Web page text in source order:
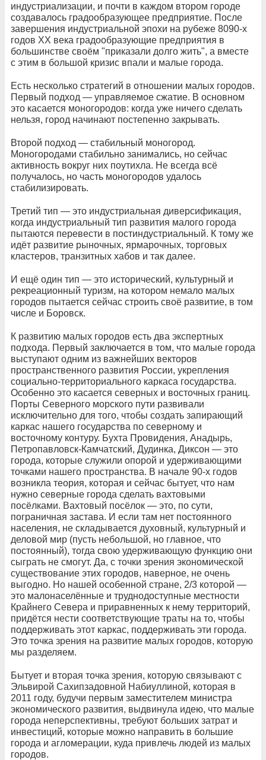
индустриализации, и почти в каждом втором городе
создавалось градообразующее предприятие. После
завершения индустриальной эпохи на рубеже 8090-х
годов XX века градообразующие предприятия в
большинстве своём "приказали долго жить", а вместе
с этим в большой кризис впали и малые города.
Есть несколько стратегий в отношении малых городов.
Первый подход — управляемое сжатие. В основном
это касается моногородов: когда уже ничего сделать
нельзя, город начинают постепенно закрывать.
Второй подход — стабильный моногород.
Моногородами стабильно занимались, но сейчас
активность вокруг них поутихла. Не всегда всё
получалось, но часть моногородов удалось
стабилизировать.
Третий тип — это индустриальная диверсификация,
когда индустриальный тип развития малого города
пытаются перевести в постиндустриальный. К тому же
идёт развитие рыночных, ярмарочных, торговых
кластеров, транзитных хабов и так далее.
И ещё один тип — это исторический, культурный и
рекреационный туризм, на котором немало малых
городов пытается сейчас строить своё развитие, в том
числе и Боровск.
К развитию малых городов есть два экспертных
подхода. Первый заключается в том, что малые города
выступают одним из важнейших векторов
пространственного развития России, укрепления
социально-территориального каркаса государства.
Особенно это касается северных и восточных границ.
Порты Северного морского пути развивали
исключительно для того, чтобы создать запирающий
каркас нашего государства по северному и
восточному контуру. Бухта Провидения, Анадырь,
Петропавловск-Камчатский, Дудинка, Диксон — это
города, которые служили опорой и удерживающими
точками нашего пространства. В начале 90-х годов
возникла теория, которая и сейчас бытует, что нам
нужно северные города сделать вахтовыми
посёлками. Вахтовый посёлок — это, по сути,
пограничная застава. И если там нет постоянного
населения, не складывается духовный, культурный и
деловой мир (пусть небольшой, но главное, что
постоянный), тогда свою удерживающую функцию они
сыграть не смогут. Да, с точки зрения экономической
существование этих городов, наверное, не очень
выгодно. Но нашей особенной стране, 2/3 которой —
это малонаселённые и труднодоступные местности
Крайнего Севера и приравненных к нему территорий,
придётся нести соответствующие траты на то, чтобы
поддерживать этот каркас, поддерживать эти города.
Это точка зрения на развитие малых городов, которую
мы разделяем.
Бытует и вторая точка зрения, которую связывают с
Эльвирой Сахипзадовной Набиуллиной, которая в
2011 году, будучи первым заместителем министра
экономического развития, выдвинула идею, что малые
города неперспективны, требуют больших затрат и
инвестиций, которые можно направить в большие
города и агломерации, куда привлечь людей из малых
городов.